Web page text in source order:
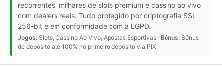
recorrentes, milhares de slots premium e cassino ao vivo
com dealers reais. Tudo protegido por criptografia SSL
256-bit e em conformidade com a LGPD.
Jogos: Slots, Cassino Ao Vivo, Apostas Esportivas · Bônus: Bônus
de depósito até 100% no primeiro depósito via PIX